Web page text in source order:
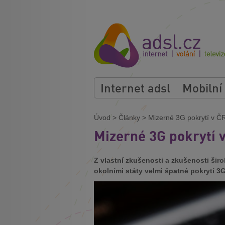
Internet adsl
Úvod > Články > Mizerné 3G pokrytí v
Mizerné 3G pokrytí
Z vlastní zkušenosti a zkušenosti
okolními státy velmi špatné pokrytí